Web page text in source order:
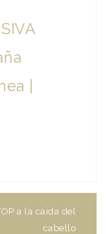
|
a la caída del
cabello